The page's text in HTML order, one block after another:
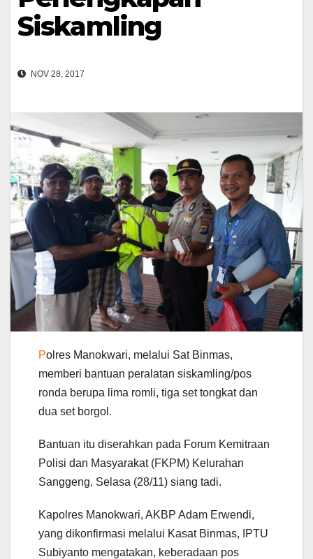
Siskamling
NOV 28, 2017
Polres Manokwari, melalui Sat Binmas,
memberi bantuan peralatan siskamling/pos
ronda berupa lima romli, tiga set tongkat dan
dua set borgol.
Bantuan itu diserahkan pada Forum Kemitraan
Polisi dan Masyarakat (FKPM) Kelurahan
Sanggeng, Selasa (28/11) siang tadi.
Kapolres Manokwari, AKBP Adam Erwendi,
yang dikonfirmasi melalui Kasat Binmas, IPTU
Subiyanto mengatakan, keberadaan pos